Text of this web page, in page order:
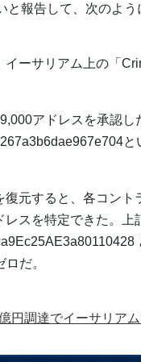
報告して、次のよう
ーサリアム上の「
アドレスを承認し
と
復元すると、各コン
スを特定できた。上
だ。
円調達でイーサリア